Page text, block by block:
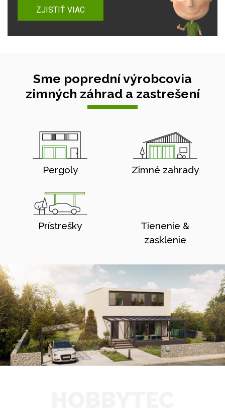
ZJISTIŤ VIAC
Sme poprední výrobcovia
zimných záhrad a zastrešení
Pergoly Zimné zahrady
Prístrešky
Tienenie &
zasklenie